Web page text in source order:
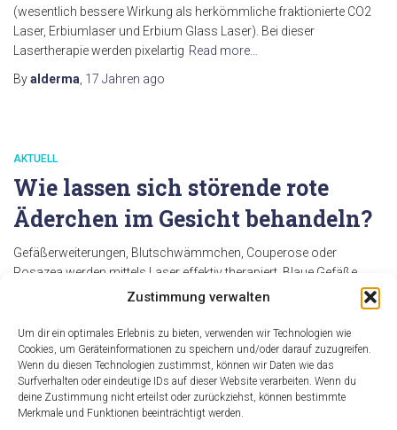
Zustimmung verwalten
Um dir ein optimales Erlebnis zu bieten, verwenden wir Technologien wie
Cookies, um Geräteinformationen zu speichern und/oder darauf zuzugreifen.
Wenn du diesen Technologien zustimmst, können wir Daten wie das
Surfverhalten oder eindeutige IDs auf dieser Website verarbeiten. Wenn du
deine Zustimmung nicht erteilst oder zurückziehst, können bestimmte
Merkmale und Funktionen beeinträchtigt werden.
(wesentlich bessere Wirkung als herkömmliche fraktionierte CO2
Laser, Erbiumlaser und Erbium Glass Laser). Bei dieser
Lasertherapie werden pixelartig Read more…
Byalderma 17 Jahren ago
AKTUELL
Wie lassen sich störende rote
Äderchen im Gesicht behandeln?
Gefäßerweiterungen, Blutschwämmchen, Couperose oder
Rosazea werden mittels Laser effektiv therapiert. Blaue Gefäße
reagieren gut auf den Diodenlaser, rote Gefäße reagieren besser
auf den KTP Laser. Für sehr feine Gefäße im Gesicht oder auch für
Feuermale (Naevus Flammeus) ist eine neue Therapie ideal, ein
hochenergetisches gepulstes Lichtsystem, das die Veränderungen
schonend Read more…
Byalderma,17 Jahrenago